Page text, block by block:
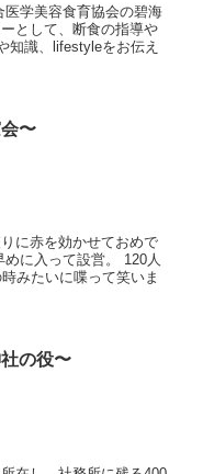
学美容食育協会の碧海
として、断食の指導や
知識、lifestyleをお伝え
〜
に赤を効かせておめで
に入って設営。 120人
みたいに喋って笑いま
の役〜